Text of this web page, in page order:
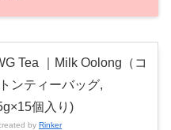
Tea ｜Milk Oolong（コ
ンティーバッグ,
個入り)
by Rinker